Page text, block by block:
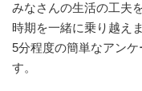
みなさんの生活の工夫
時期を一緒に乗り越え
5分程度の簡単なアン
す。